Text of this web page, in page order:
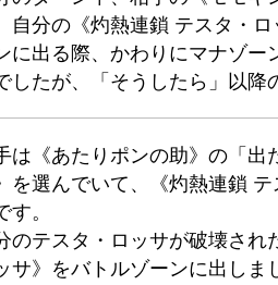
自分の《灼熱連鎖 テスタ・
に出る際、かわりにマナゾ
したが、「そうしたら」以降
は《あたりポンの助》の「出
を選んでいて、《灼熱連鎖
す。
のテスタ・ロッサが破壊され
サ》をバトルゾーンに出し